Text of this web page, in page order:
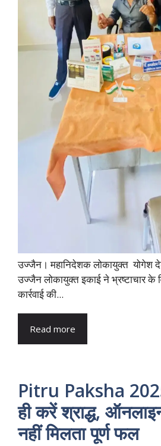
उज्जैन। महानिदेशक लोकायुक्त योगेश
उज्जैन लोकायुक्त इकाई ने भ्रष्टाचार के
कार्रवाई की...
Read more
Pitru Paksha
ही करें श्राद्ध,
नहीं मिलता पूर्ण फल